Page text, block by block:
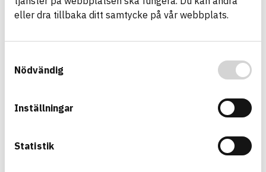
eller dra tillbaka ditt samtycke på vår webbplats.
Nödvändig
Inställningar
Statistik
Asfaltmassa
ARTICLE NUMBER
BK04 CODE
COMPANY
Information available
CIRCULARITY Information ej lämnad
ENVIRONMENTAL EFFECTS – EPD Information ej lämnad